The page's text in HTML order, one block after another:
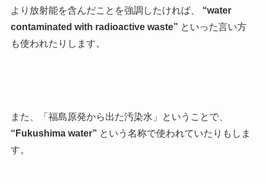
より放射能を含んだことを強調したければ、 “water
contaminated with radioactive waste” といった言い方
も使われたりします。
また、「福島原発から出た汚染水」ということで、
“Fukushima water” という名称で使われていたりもしま
す。